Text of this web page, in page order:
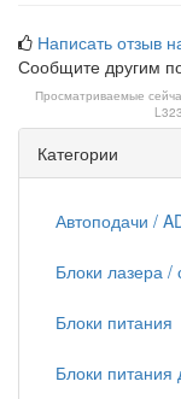
Написать отзыв
Сообщите другим
Просматриваемые
Категории
Автоподачи /
Блоки лазера /
Блоки питания
Блоки питания